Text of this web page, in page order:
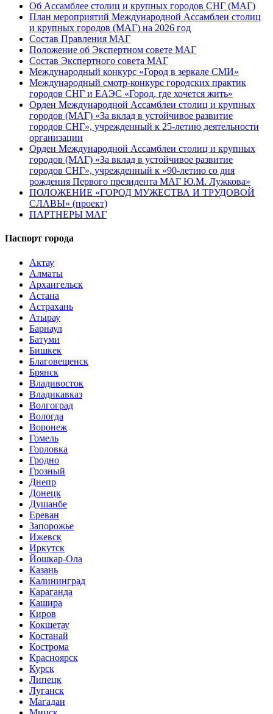
Об Ассамблее столиц и крупных городов СНГ (МАГ)
План мероприятий Международной Ассамблеи столиц
и крупных городов (МАГ) на 2026 год
Состав Правления МАГ
Положение об Экспертном совете МАГ
Состав Экспертного совета МАГ
Международный конкурс «Город в зеркале СМИ»
Международный смотр-конкурс городских практик
городов СНГ и ЕАЭС «Город, где хочется жить»
Орден Международной Ассамблеи столиц и крупных
городов (МАГ) «За вклад в устойчивое развитие
городов СНГ», учрежденный к 25-летию деятельности
организации
Орден Международной Ассамблеи столиц и крупных
городов (МАГ) «За вклад в устойчивое развитие
городов СНГ», учрежденный к «90-летию со дня
рождения Первого президента МАГ Ю.М. Лужкова»
ПОЛОЖЕНИЕ «ГОРОД МУЖЕСТВА И ТРУДОВОЙ
СЛАВЫ» (проект)
ПАРТНЕРЫ МАГ
Паспорт города
Актау
Алматы
Архангельск
Астана
Астрахань
Атырау
Барнаул
Батуми
Бишкек
Благовещенск
Брянск
Владивосток
Владикавказ
Волгоград
Вологда
Воронеж
Гомель
Горловка
Гродно
Грозный
Днепр
Донецк
Душанбе
Ереван
Запорожье
Ижевск
Иркутск
Йошкар-Ола
Казань
Калининград
Караганда
Кашира
Киров
Кокшетау
Костанай
Кострома
Красноярск
Курск
Липецк
Луганск
Магадан